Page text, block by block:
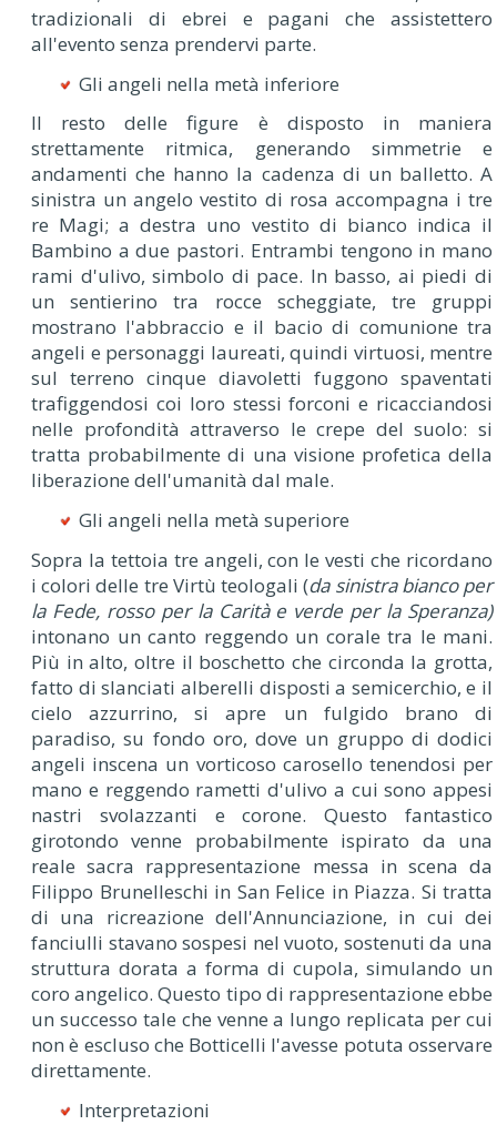
tradizionali di ebrei e pagani che assistettero
all'evento senza prendervi parte.
Gli angeli nella metà inferiore
Il resto delle figure è disposto in maniera
strettamente ritmica, generando simmetrie e
andamenti che hanno la cadenza di un balletto. A
sinistra un angelo vestito di rosa accompagna i tre
re Magi; a destra uno vestito di bianco indica il
Bambino a due pastori. Entrambi tengono in mano
rami d'ulivo, simbolo di pace. In basso, ai piedi di
un sentierino tra rocce scheggiate, tre gruppi
mostrano l'abbraccio e il bacio di comunione tra
angeli e personaggi laureati, quindi virtuosi, mentre
sul terreno cinque diavoletti fuggono spaventati
trafiggendosi coi loro stessi forconi e ricacciandosi
nelle profondità attraverso le crepe del suolo: si
tratta probabilmente di una visione profetica della
liberazione dell'umanità dal male.
Gli angeli nella metà superiore
Sopra la tettoia tre angeli, con le vesti che ricordano
i colori delle tre Virtù teologali (da sinistra bianco per
la Fede, rosso per la Carità e verde per la Speranza)
intonano un canto reggendo un corale tra le mani.
Più in alto, oltre il boschetto che circonda la grotta,
fatto di slanciati alberelli disposti a semicerchio, e il
cielo azzurrino, si apre un fulgido brano di
paradiso, su fondo oro, dove un gruppo di dodici
angeli inscena un vorticoso carosello tenendosi per
mano e reggendo rametti d'ulivo a cui sono appesi
nastri svolazzanti e corone. Questo fantastico
girotondo venne probabilmente ispirato da una
reale sacra rappresentazione messa in scena da
Filippo Brunelleschi in San Felice in Piazza. Si tratta
di una ricreazione dell'Annunciazione, in cui dei
fanciulli stavano sospesi nel vuoto, sostenuti da una
struttura dorata a forma di cupola, simulando un
coro angelico. Questo tipo di rappresentazione ebbe
un successo tale che venne a lungo replicata per cui
non è escluso che Botticelli l'avesse potuta osservare
direttamente.
Interpretazioni